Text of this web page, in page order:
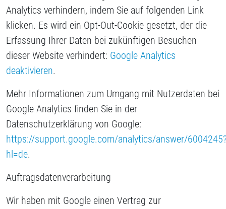
Analytics verhindern, indem Sie auf folgenden Link
klicken. Es wird ein Opt-Out-Cookie gesetzt, der die
Erfassung Ihrer Daten bei zukünftigen Besuchen
dieser Website verhindert: Google Analytics
deaktivieren.
Mehr Informationen zum Umgang mit Nutzerdaten bei
Google Analytics finden Sie in der
Datenschutzerklärung von Google:
https://support.google.com/analytics/answer/
hl=de.
Auftragsdatenverarbeitung
Wir haben mit Google einen Vertrag zur